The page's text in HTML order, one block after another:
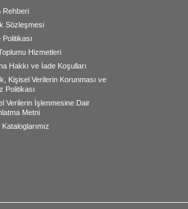
Rehberi
Sözleşmesi
Politikası
Hizmetleri
Hakkı ve İade Koşulları
Kişisel Verilerin Korunması ve
Politikası
Verilerin İşlenmesine Dair
Metni
Kataloglarımız